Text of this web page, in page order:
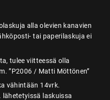
alla olevien kanavien
tai paperilaskuja ei
tulee viitteessä olla
”P2006 / Matti Möttönen”
vähintään 14vrk.
lähetetyissä laskuissa